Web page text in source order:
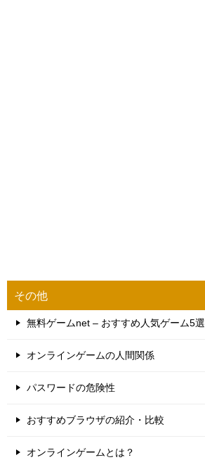
その他
無料ゲームnet – おすすめ人気ゲーム5選
オンラインゲームの人間関係
パスワードの危険性
おすすめブラウザの紹介・比較
オンラインゲームとは？